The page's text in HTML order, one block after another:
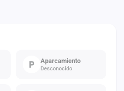
Aparcamiento
Desconocido